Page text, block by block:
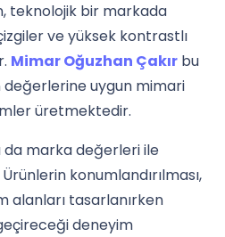
teknolojik bir markada
ve yüksek kontrastlı
Mimar Oğuzhan Çakır bu
uygun mimari
üretmektedir.
da marka değerleri ile
konumlandırılması,
alanları tasarlanırken
deneyim